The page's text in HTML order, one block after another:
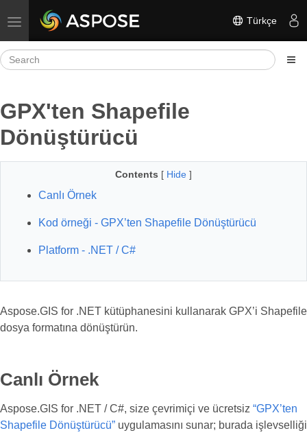
Toggle navigation Türkçe
GPX'ten Shapefile
Dönüştürücü
Contents [ Hide ]
Canlı Örnek
Kod örneği - GPX’ten Shapefile Dönüştürücü
Platform - .NET / C#
Aspose.GIS for .NET kütüphanesini kullanarak GPX’i Shapefile
dosya formatına dönüştürün.
Canlı Örnek
Aspose.GIS for .NET / C#, size çevrimiçi ve ücretsiz “GPX’ten
Shapefile Dönüştürücü” uygulamasını sunar; burada işlevselliği